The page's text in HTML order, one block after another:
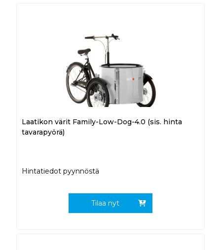
Laatikon värit Family-Low-Dog-4.0 (sis. hinta
tavarapyörä)
Hintatiedot pyynnöstä
Tilaa nyt